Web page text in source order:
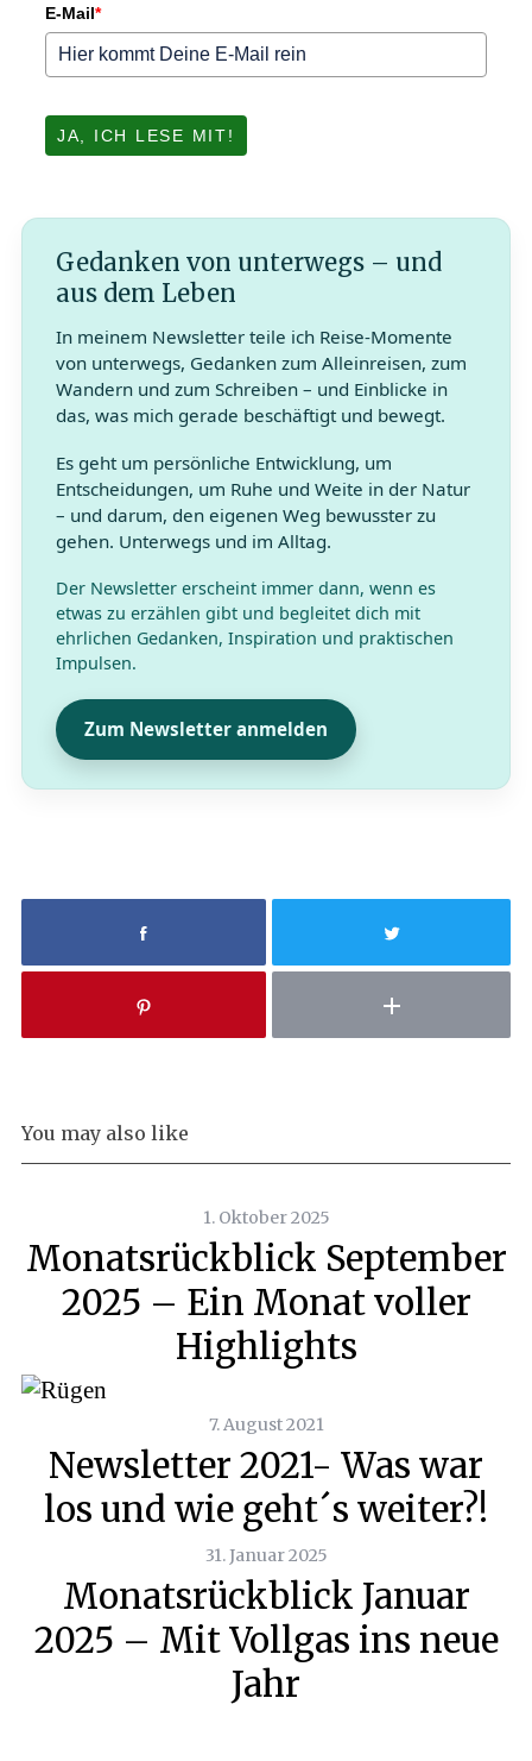
E-Mail*
JA, ICH LESE MIT!
Gedanken von unterwegs – und
aus dem Leben
In meinem Newsletter teile ich Reise-Momente
von unterwegs, Gedanken zum Alleinreisen, zum
Wandern und zum Schreiben – und Einblicke in
das, was mich gerade beschäftigt und bewegt.
Es geht um persönliche Entwicklung, um
Entscheidungen, um Ruhe und Weite in der Natur
– und darum, den eigenen Weg bewusster zu
gehen. Unterwegs und im Alltag.
Der Newsletter erscheint immer dann, wenn es
etwas zu erzählen gibt und begleitet dich mit
ehrlichen Gedanken, Inspiration und praktischen
Impulsen.
Zum Newsletter anmelden
You may also like
1. Oktober 2025
Monatsrückblick September
2025 – Ein Monat voller
Highlights
7. August 2021
Newsletter 2021- Was war
los und wie geht´s weiter?!
31. Januar 2025
Monatsrückblick Januar
2025 – Mit Vollgas ins neue
Jahr